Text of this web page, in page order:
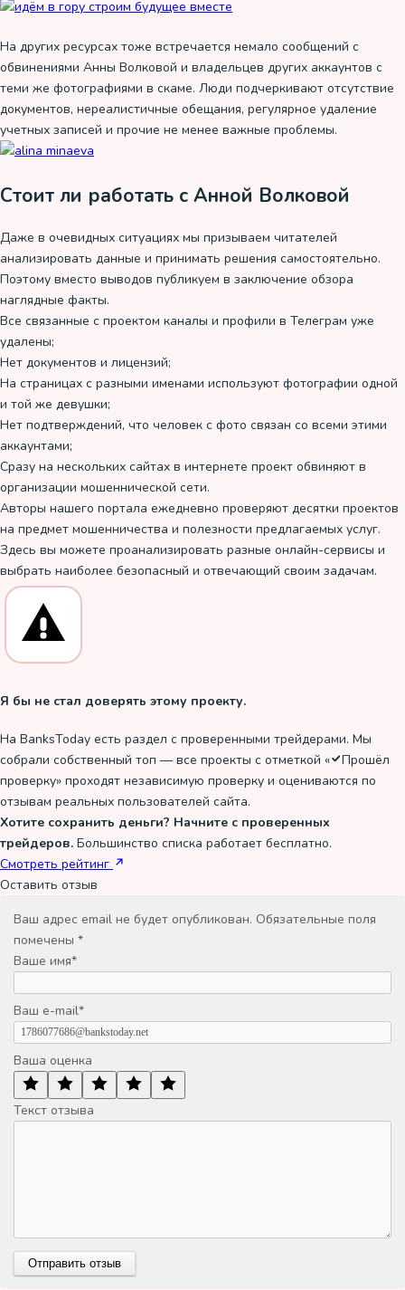
На других ресурсах тоже встречается немало сообщений с
обвинениями Анны Волковой и владельцев других аккаунтов с
теми же фотографиями в скаме. Люди подчеркивают отсутствие
документов, нереалистичные обещания, регулярное удаление
учетных записей и прочие не менее важные проблемы.
Стоит ли работать с Анной Волковой
Даже в очевидных ситуациях мы призываем читателей
анализировать данные и принимать решения самостоятельно.
Поэтому вместо выводов публикуем в заключение обзора
наглядные факты.
Все связанные с проектом каналы и профили в Телеграм уже
удалены;
Нет документов и лицензий;
На страницах с разными именами используют фотографии одной
и той же девушки;
Нет подтверждений, что человек с фото связан со всеми этими
аккаунтами;
Сразу на нескольких сайтах в интернете проект обвиняют в
организации мошеннической сети.
Авторы нашего портала ежедневно проверяют десятки проектов
на предмет мошенничества и полезности предлагаемых услуг.
Здесь вы можете проанализировать разные онлайн-сервисы и
выбрать наиболее безопасный и отвечающий своим задачам.
Я бы не стал доверять этому проекту.
На BanksToday есть раздел с проверенными трейдерами. Мы
собрали собственный топ — все проекты с отметкой «
Прошёл
проверку» проходят независимую проверку и оцениваются по
отзывам реальных пользователей сайта.
Хотите сохранить деньги? Начните с проверенных
трейдеров. Большинство списка работает бесплатно.
Смотреть рейтинг
Оставить отзыв
Ваш адрес email не будет опубликован. Обязательные поля
помечены *
Ваше имя*
Ваш e-mail*
Ваша оценка
Текст отзыва